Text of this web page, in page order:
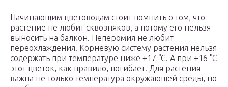
Начинающим цветоводам стоит помнить о том, что
растение не любит сквозняков, а потому его нельзя
выносить на балкон. Пеперомия не любит
переохлаждения. Корневую систему растения нельзя
содержать при температуре ниже +17 °С. А при +16 °С
этот цветок, как правило, погибает. Для растения
важна не только температура окружающей среды, но